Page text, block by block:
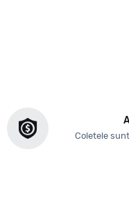
Coletele